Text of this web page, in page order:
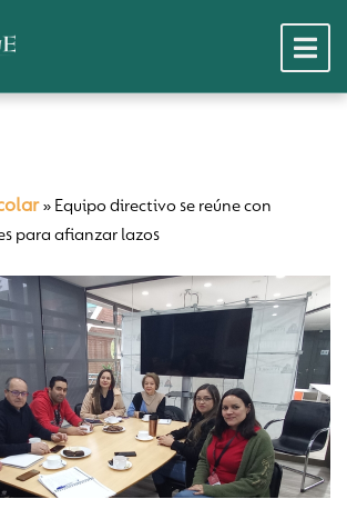
» Equipo directivo se reúne con
para afianzar lazos